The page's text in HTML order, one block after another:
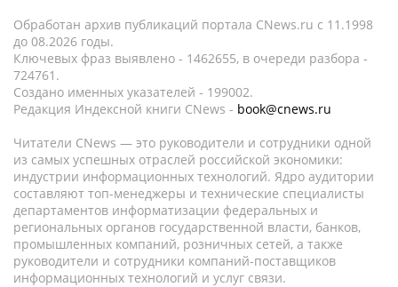
Обработан архив публикаций портала CNews.ru c 11.1998
до 08.2026 годы.
Ключевых фраз выявлено - 1462655, в очереди разбора -
724761.
Создано именных указателей - 199002.
Редакция Индексной книги CNews - book@cnews.ru
Читатели CNews — это руководители и сотрудники одной
из самых успешных отраслей российской экономики:
индустрии информационных технологий. Ядро аудитории
составляют топ-менеджеры и технические специалисты
департаментов информатизации федеральных и
региональных органов государственной власти, банков,
промышленных компаний, розничных сетей, а также
руководители и сотрудники компаний-поставщиков
информационных технологий и услуг связи.